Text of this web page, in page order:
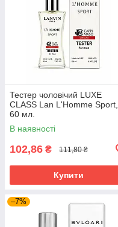
Тестер чоловічий LUXE
CLASS Lan L'Homme Sport,
60 мл.
В наявності
102,86 ₴ 111,80 ₴
Купити
–7%